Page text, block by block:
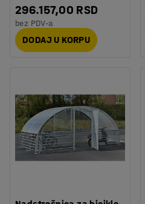
296.157,00 RSD
bez PDV-a
DODAJ U KORPU